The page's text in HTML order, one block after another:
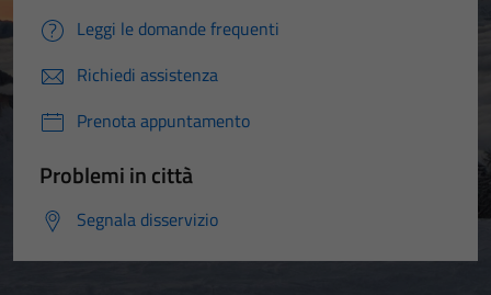
Leggi le domande frequenti
Richiedi assistenza
Prenota appuntamento
Problemi in città
Segnala disservizio